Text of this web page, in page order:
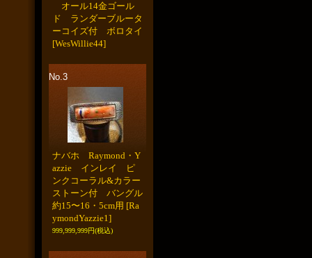
オール14金ゴール
ド ランダーブルータ
ーコイズ付 ボロタイ
[WesWillie44]
No.3
ナバホ Raymond・Y
azzie インレイ ピ
ンクコーラル&カラー
ストーン付 バングル
約15〜16・5cm用 [Ra
ymondYazzie1]
999,999,999円(税込)